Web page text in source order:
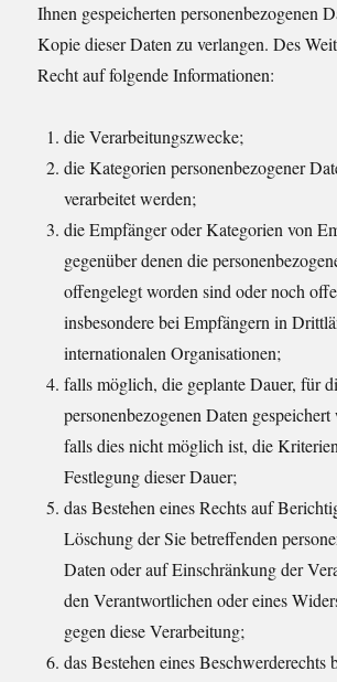
Ihnen gespeicherten personenbezogenen
Kopie dieser Daten zu verlangen. Des
Recht auf folgende Informationen:
die Verarbeitungszwecke;
die Kategorien personenbezogener
verarbeitet werden;
die Empfänger oder Kategorien von
gegenüber denen die
offengelegt worden sind oder noch
insbesondere bei Empfängern in
internationalen Organisationen;
falls möglich, die geplante Dauer, für
personenbezogenen Daten
falls dies nicht möglich ist, die
Festlegung dieser Dauer;
das Bestehen eines Rechts auf
Löschung der Sie betreffenden
Daten oder auf Einschränkung der
den Verantwortlichen oder eines
gegen diese Verarbeitung;
das Bestehen eines Beschwerderechts